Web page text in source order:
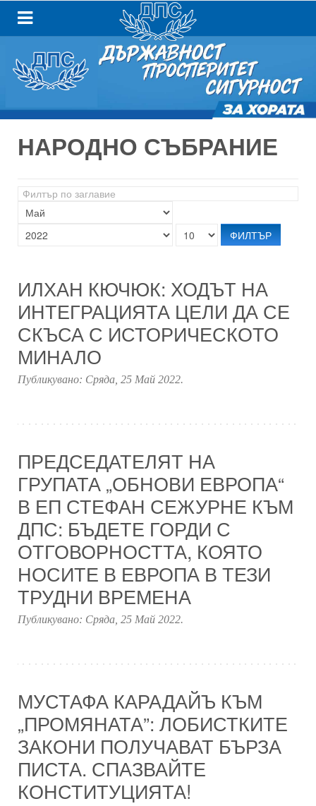
НАРОДНО СЪБРАНИЕ
Филтър
по
заглавие
ФИЛТЪР
ИЛХАН КЮЧЮК: ХОДЪТ НА
ИНТЕГРАЦИЯТА ЦЕЛИ ДА СЕ
СКЪСА С ИСТОРИЧЕСКОТО
МИНАЛО
Публикувано: Сряда, 25 Май 2022.
ПРЕДСЕДАТЕЛЯТ НА
ГРУПАТА „ОБНОВИ ЕВРОПА“
В ЕП СТЕФАН СЕЖУРНЕ КЪМ
ДПС: БЪДЕТЕ ГОРДИ С
ОТГОВОРНОСТТА, КОЯТО
НОСИТЕ В ЕВРОПА В ТЕЗИ
ТРУДНИ ВРЕМЕНА
Публикувано: Сряда, 25 Май 2022.
МУСТАФА КАРАДАЙЪ КЪМ
„ПРОМЯНАТА”: ЛОБИСТКИТЕ
ЗАКОНИ ПОЛУЧАВАТ БЪРЗА
ПИСТА. СПАЗВАЙТЕ
КОНСТИТУЦИЯТА!